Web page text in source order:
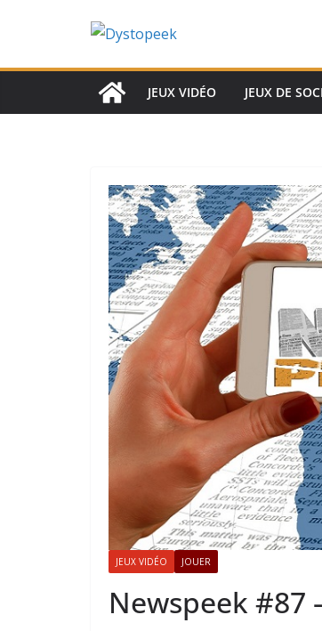
JEUX VIDÉO JEUX DE
JEUX VIDÉO JOUER
Newspeek #87